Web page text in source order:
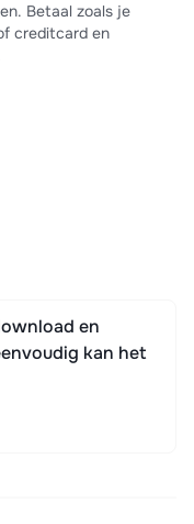
Betaal zoals je
creditcard en
en
kan het